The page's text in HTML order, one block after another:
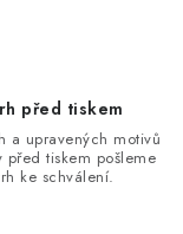
před tiskem
a upravených motivů
před tiskem pošleme
ke schválení.